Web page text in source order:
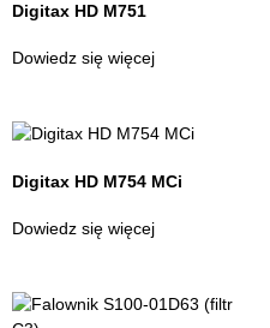
Digitax HD M751
Dowiedz się więcej
Digitax HD M754 MCi
Dowiedz się więcej